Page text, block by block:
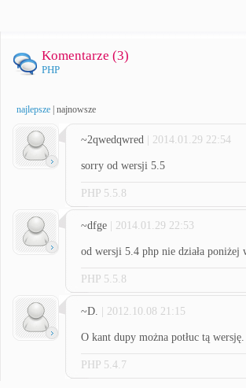
Komentarze (3)
PHP
najlepsze najnowsze
~2qwedqwred | 2014.01.29 22:54
sorry od wersji 5.5
PHP 5.5.8
~dfge | 2014.01.29 22:53
od wersji 5.4 php nie działa poniżej
PHP 5.5.8
~D. | 2012.10.08 21:15
O kant dupy można potłuc tą
PHP 5.4.7